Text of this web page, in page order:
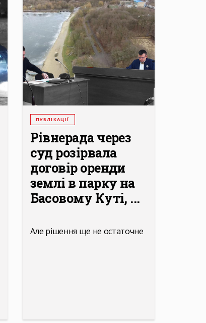
ПУБЛІКАЦІЇ
Рівнерада через
суд розірвала
договір оренди
землі в парку на
Басовому Куті, ...
Але рішення ще не остаточне